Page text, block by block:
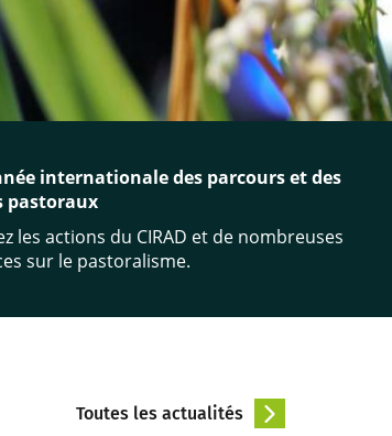
internationale des parcours et des
pastoraux
les actions du CIRAD et de nombreuses
sur le pastoralisme.
Toutes les actualités